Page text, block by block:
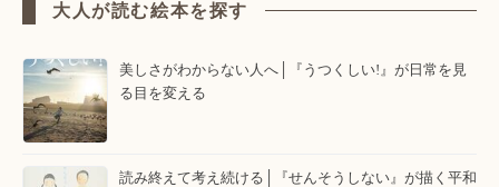
大人が読む絵本を探す
美しさがわからない人へ│『うつくしい!』が日常を見
る目を変える
読み終えて考え続ける│『せんそうしない』が描く平和